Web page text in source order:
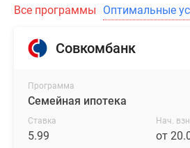
Все программы Оптимальные
Совкомбанк
Программа
Семейная ипотека
Ставка
5.99
Нач.
от